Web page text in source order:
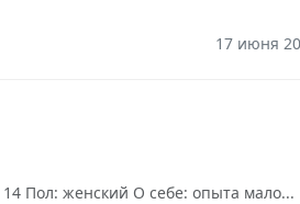
17 июня
Пол: женский О себе: опыта мало...